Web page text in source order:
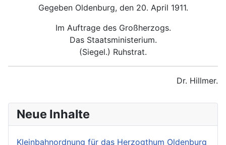
Neue Inhalte
Kleinbahnordnung für das Herzogthum Oldenburg
Gegeben Oldenburg, den 20. April 1911.
Im Auftrage des Großherzogs.
Das Staatsministerium.
(Siegel.) Ruhstrat.
Dr. Hillmer.